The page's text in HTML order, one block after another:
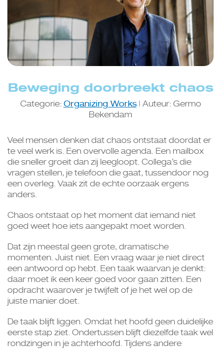
Beweging doorbreekt chaos
Categorie: Organizing Works| Auteur: Germo
Bekendam
Veel mensen denken dat chaos ontstaat doordat er
te veel werk is. Een overvolle agenda. Een mailbox
die sneller groeit dan zij leegloopt. Collega’s die
vragen stellen, je telefoon die gaat, tussendoor nog
een overleg. Vaak zit de echte oorzaak ergens
anders.
Chaos ontstaat op het moment dat iemand niet
goed weet hoe iets aangepakt moet worden.
Dat zijn meestal geen grote, dramatische
momenten. Juist niet. Een vraag waar je niet direct
een antwoord op hebt. Een taak waarvan je denkt:
daar moet ik een keer goed voor gaan zitten. Een
opdracht waarover je twijfelt of je het wel op de
juiste manier doet.
De taak blijft liggen. Omdat het hoofd geen duidelijke
eerste stap ziet. Ondertussen blijft diezelfde taak wel
rondzingen in je achterhoofd. Tijdens andere